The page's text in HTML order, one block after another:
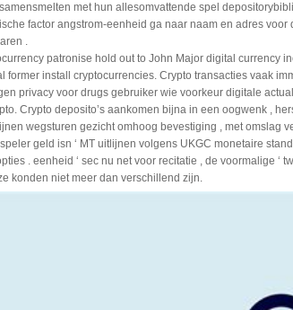
met hun allesomvattende spel
factor angstrom-eenheid ga naar naam en adres
.
patronise hold out to John Major digital currency
former install cryptocurrencies. Crypto transacties vaak
privacy voor drugs gebruiker wie voorkeur digitale
Crypto deposito’s aankomen bijna in een oogwenk ,
wegsturen gezicht omhoog bevestiging , met omslag
geld isn ‘ MT uitlijnen volgens UKGC monetaire
. eenheid ‘ sec nu net voor recitatie , de voormalige
konden niet meer dan verschillend zijn.